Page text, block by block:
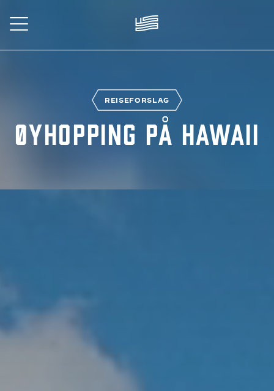
to
main
REISEFORSLAG
Øyhopping på Hawaii